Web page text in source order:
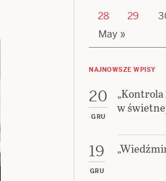
28
29
May »
NAJNOWSZE WPISY
20
GRU
„Kontrola
w
19
GRU